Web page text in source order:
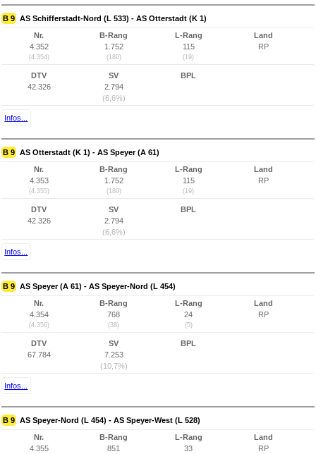
B 9 AS Schifferstadt-Nord (L 533) - AS Otterstadt (K 1)
Nr.
4.352
(4.354)
B-Rang
1.752
(180)
L-Rang
115
(19)
Land
RP
DTV
42.326
SV
2.794
(6,6%)
BPL
Infos...
B 9 AS Otterstadt (K 1) - AS Speyer (A 61)
Nr.
4.353
(4.355)
B-Rang
1.752
(180)
L-Rang
115
(19)
Land
RP
DTV
42.326
SV
2.794
(6,6%)
BPL
Infos...
B 9 AS Speyer (A 61) - AS Speyer-Nord (L 454)
Nr.
4.354
(4.356)
B-Rang
768
(38)
L-Rang
24
(5)
Land
RP
DTV
67.784
SV
7.253
(10,7%)
BPL
Infos...
B 9 AS Speyer-Nord (L 454) - AS Speyer-West (L 528)
Nr.
4.355
B-Rang
851
L-Rang
33
Land
RP